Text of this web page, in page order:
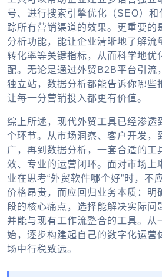
号、进行搜索引擎优化（SEO）和
踪所有营销渠道的效果。更重要的
分析功能，能让企业清晰地了解流
转化率等关键指标，从而科学地优
配。无论是通过外贸B2B平台引流
独立站，数据分析都能告诉你哪些
让每一分营销投入都更有价值。
综上所述，现代外贸工具已经渗透
个环节。从市场洞察、客户开发，
广，再到数据分析，一套合适的工
效、专业的运营闭环。面对市场上
业在思考“外贸软件哪个好”时，不
价格昂贵，而应回归业务本质：明
段的核心痛点，选择能解决实际问
并能与现有工作流整合的工具。从
始，逐步构建起自己的数字化运营
场中行稳致远。